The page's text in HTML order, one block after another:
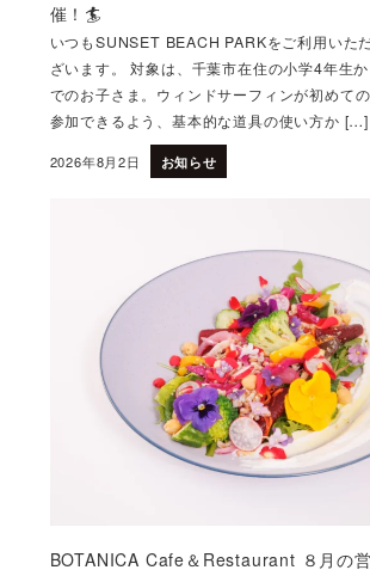
催！🏄
いつもSUNSET BEACH PARKをご利用いた
ざいます。 対象は、千葉市在住の小学4年生
でのお子さま。ウィンドサーフィンが初めて
参加できるよう、基本的な道具の使い方か […]
投稿日
2026年8月2日 お知らせ
BOTANICA Cafe＆Restaurant ８月の